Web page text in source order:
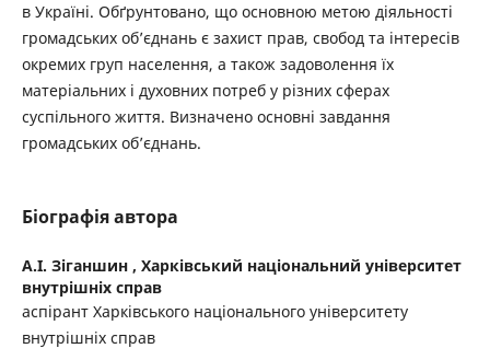
в Україні. Обґрунтовано, що основною метою діяльності
громадських об’єднань є захист прав, свобод та інтересів
окремих груп населення, а також задоволення їх
матеріальних і духовних потреб у різних сферах
суспільного життя. Визначено основні завдання
громадських об’єднань.
Біографія автора
А.І. Зіганшин , Харківський національний університет
внутрішніх справ
аспірант Харківського національного університету
внутрішніх справ